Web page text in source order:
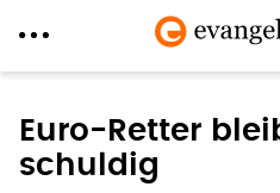
zum
Inhalt
Euro-Retter
schuldig